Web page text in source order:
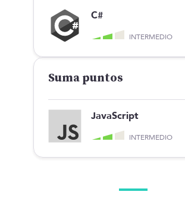
C#
INTERMEDIO
Suma puntos
JavaScript
INTERMEDIO